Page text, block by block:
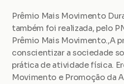
Prêmio Mais Movimento
também foi realizada, pelo
Prêmio Mais Movimento.,A
conscientizar a sociedade
prática de atividade física.
Movimento e Promoção da